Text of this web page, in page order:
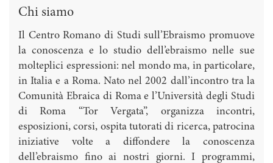
Chi siamo
Il Centro Romano di Studi sull’Ebraismo promuove
la conoscenza e lo studio dell’ebraismo nelle sue
molteplici espressioni: nel mondo ma, in particolare,
in Italia e a Roma. Nato nel 2002 dall’incontro tra la
Comunità Ebraica di Roma e l’Università degli Studi
di Roma “Tor Vergata”, organizza incontri,
esposizioni, corsi, ospita tutorati di ricerca, patrocina
iniziative volte a diffondere la conoscenza
dell’ebraismo fino ai nostri giorni. I programmi,